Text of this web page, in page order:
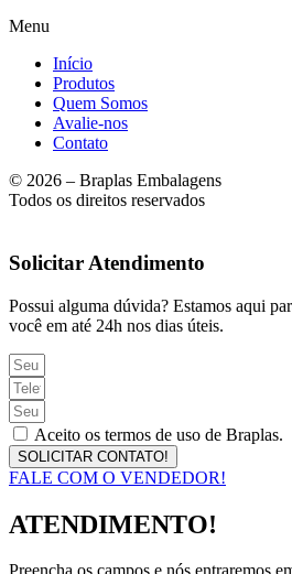
Menu
Início
Produtos
Quem Somos
Avalie-nos
Contato
© 2026 – Braplas Embalagens
Todos os direitos reservados
Solicitar Atendimento
Possui alguma dúvida? Estamos aqui
você em até 24h nos dias úteis.
Aceito os termos de uso de Braplas.
SOLICITAR CONTATO!
FALE COM O VENDEDOR!
ATENDIMENTO!